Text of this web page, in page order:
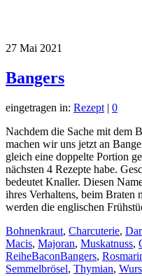
27 Mai 2021
Bangers
eingetragen in: Rezept | 0
Nachdem die Sache mit dem
machen wir uns jetzt an
gleich eine doppelte Portion
nächsten 4 Rezepte habe.
bedeutet Knaller. Diesen
ihres Verhaltens, beim Braten
werden die englischen
Bohnenkraut, Charcuterie,
Macis, Majoran, Muskatnuss,
ReiheBaconBangers,
Semmelbrösel, Thymian,